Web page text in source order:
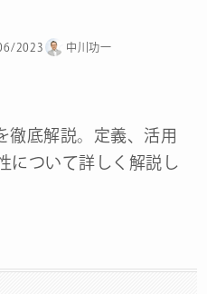
2023 中川功一
徹底解説。定義、活用
について詳しく解説し